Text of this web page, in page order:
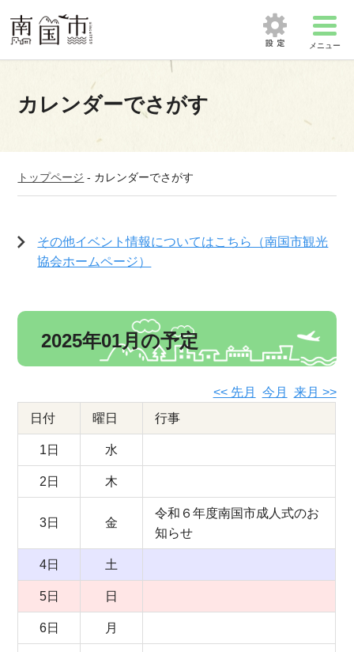
メニュー
カレンダーでさがす
トップページ - カレンダーでさがす
その他イベント情報についてはこちら（南国市観光
協会ホームページ）
2025年01月の予定
<< 先月 今月
来月 >>
日付
曜日 行事
1日 水
2日 木
3日 金
令和６年度南国市成人式のお
知らせ
4日 土
5日 日
6日 月